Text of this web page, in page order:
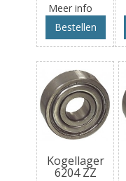
Meer info
Bestellen
Kogellager
6204 ZZ